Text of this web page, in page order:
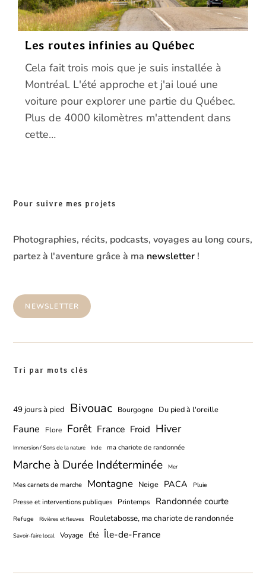
Les routes infinies au Québec
Cela fait trois mois que je suis installée à
Montréal. L'été approche et j'ai loué une
voiture pour explorer une partie du Québec.
Plus de 4000 kilomètres m'attendent dans
cette…
Pour suivre mes projets
Photographies, récits, podcasts, voyages au long cours,
partez à l'aventure grâce à ma newsletter !
NEWSLETTER
Tri par mots clés
49 jours à pied Bivouac Bourgogne Du pied à l'oreille
Faune Flore Forêt France Froid Hiver
Immersion / Sons de la nature Inde ma chariote de randonnée
Marche à Durée Indéterminée Mer
Mes carnets de marche Montagne Neige PACA
Pluie
Presse et interventions publiques
Printemps Randonnée courte
Refuge Rivières et fleuves Rouletabosse, ma chariote de randonnée
Savoir-faire local Voyage Été Île-de-France